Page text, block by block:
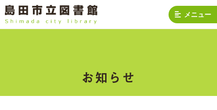
メニュー
お知らせ